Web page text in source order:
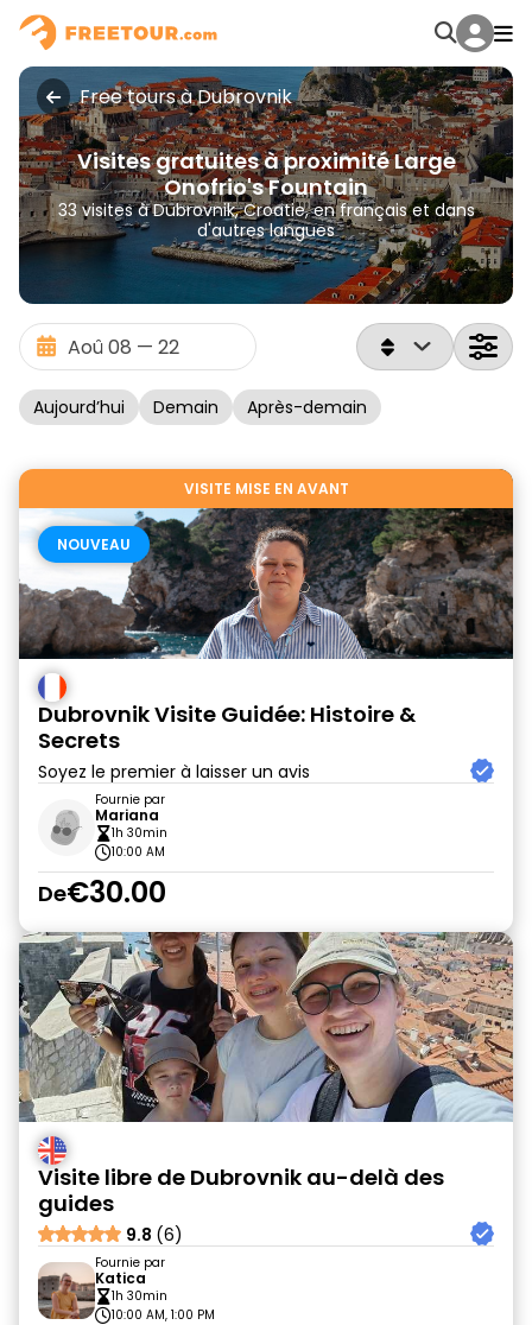
Free tours à Dubrovnik
Visites gratuites à proximité Large
Onofrio's Fountain
33 visites à Dubrovnik, Croatie, en français et dans
d'autres langues
Aujourd’hui Demain Après-demain
VISITE MISE EN AVANT
NOUVEAU
Dubrovnik Visite Guidée: Histoire &
Secrets
Soyez le premier à laisser un avis
Fournie par
Mariana
1h 30min
10:00 AM
De€30.00
Visite libre de Dubrovnik au-delà des
guides
9.8 (6)
Fournie par
Katica
1h 30min
10:00 AM, 1:00 PM